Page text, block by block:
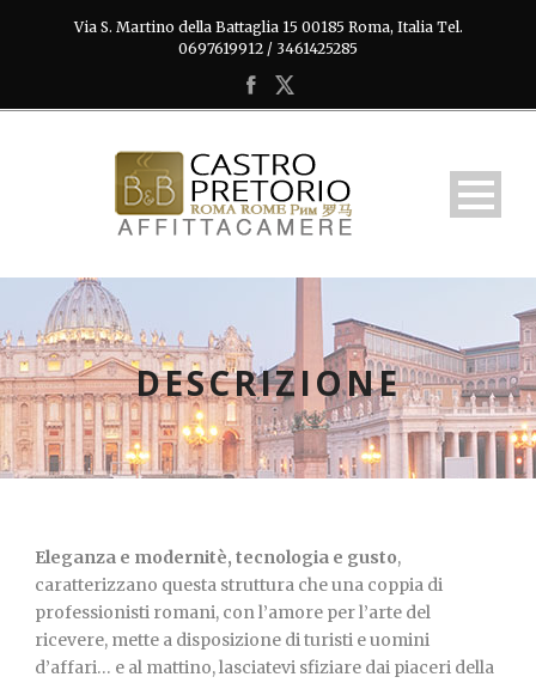
Via S. Martino della Battaglia 15 00185 Roma, Italia Tel.
0697619912 / 3461425285
Italiano
DESCRIZIONE
Eleganza e modernitè, tecnologia e gusto,
caratterizzano questa struttura che una coppia di
professionisti romani, con l’amore per l’arte del
ricevere, mette a disposizione di turisti e uomini
d’affari… e al mattino, lasciatevi sfiziare dai piaceri della